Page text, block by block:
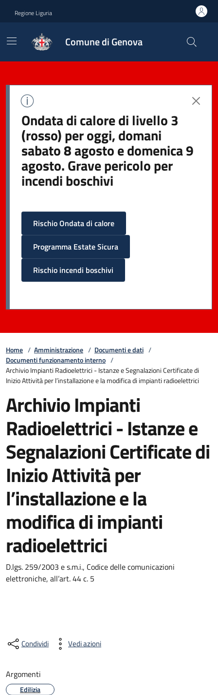
Regione Liguria
Comune di Genova
Ondata di calore di livello 3
(rosso) per oggi, domani
sabato 8 agosto e domenica 9
agosto. Grave pericolo per
incendi boschivi
Rischio Ondata di calore
Programma Estate Sicura
Rischio incendi boschivi
Home / Amministrazione / Documenti e dati /
Documenti funzionamento interno /
Archivio Impianti Radioelettrici - Istanze e Segnalazioni Certificate di
Inizio Attività per l’installazione e la modifica di impianti radioelettrici
Archivio Impianti
Radioelettrici - Istanze e
Segnalazioni Certificate di
Inizio Attività per
l’installazione e la
modifica di impianti
radioelettrici
D.lgs. 259/2003 e s.m.i., Codice delle comunicazioni
elettroniche, all’art. 44 c. 5
Condividi Vedi azioni
Argomenti
Edilizia